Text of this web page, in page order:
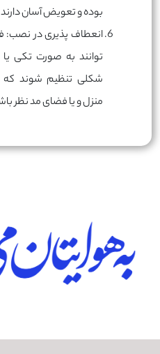
بوده و تعویض آسان
انعطاف پذیری در
توانند به صورت تکی
شکلی تنظیم شوند که
منزل و یا فضای مد نظر